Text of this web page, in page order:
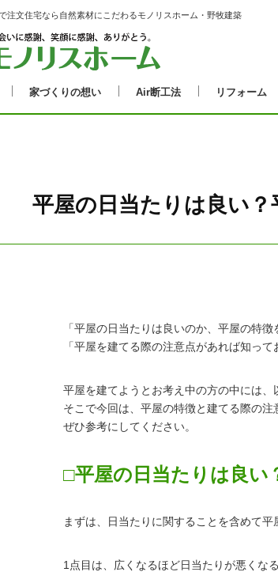
注文住宅なら自然素材にこだわるモノリスホーム・野牧建築
家づくりの想い Air断工法 リフォーム
平屋の日当たりは良い？
「平屋の日当たりは良いのか、平屋の特徴
「平屋を建てる際の注意点があれば知って
平屋を建てようとお考え中の方の中には、
そこで今回は、平屋の特徴と建てる際の注
ぜひ参考にしてください。
□平屋の日当たりは良い
まずは、日当たりに関することを含めて平
1点目は、広くなるほど日当たりが悪くなる